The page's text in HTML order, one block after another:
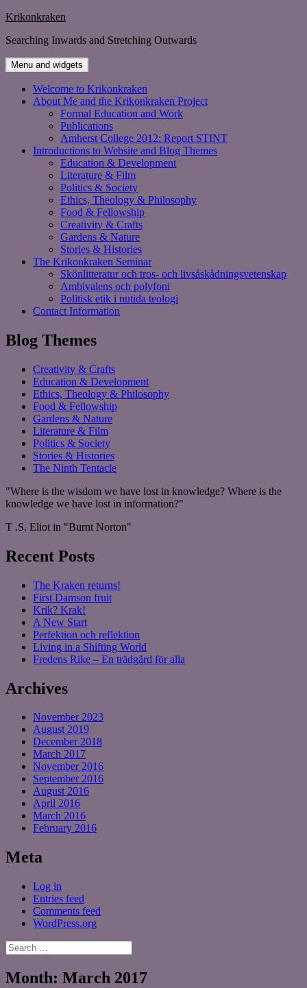
Skip
content
Krikonkraken
Searching Inwards and Stretching Outwards
Menu and widgets
Welcome to Krikonkraken
About Me and the Krikonkraken Project
Formal Education and Work
Publications
Amherst College 2012: Report STINT
Introductions to Website and Blog Themes
Education & Development
Literature & Film
Politics & Society
Ethics, Theology & Philosophy
Food & Fellowship
Creativity & Crafts
Gardens & Nature
Stories & Histories
The Krikonkraken Seminar
Skönlitteratur och tros- och livsåskådningsvetenskap
Ambivalens och polyfoni
Politisk etik i nutida teologi
Contact Information
Blog Themes
Creativity & Crafts
Education & Development
Ethics, Theology & Philosophy
Food & Fellowship
Gardens & Nature
Literature & Film
Politics & Society
Stories & Histories
The Ninth Tentacle
"Where is the wisdom we have lost in knowledge? Where is the
knowledge we have lost in information?"
T .S. Eliot in "Burnt Norton"
Recent Posts
The Kraken returns!
First Damson fruit
Krik? Krak!
A New Start
Perfektion och reflektion
Living in a Shifting World
Fredens Rike – En trädgård för alla
Archives
November 2023
August 2019
December 2018
March 2017
November 2016
September 2016
August 2016
April 2016
March 2016
February 2016
Meta
Log in
Entries feed
Comments feed
WordPress.org
Search
for:
Month: March 2017